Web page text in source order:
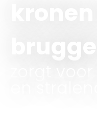
bruggen